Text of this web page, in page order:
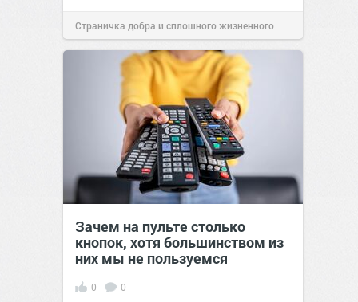
Страничка добра и сплошного жизненного
позитива!00:2907 авг 2026
Зачем на пульте столько
кнопок, хотя большинством из
них мы не пользуемся
0 0